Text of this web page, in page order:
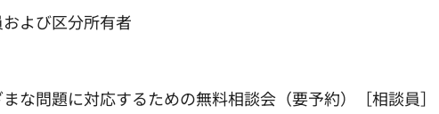
よび区分所有者
な問題に対応するための無料相談会（要予約）［相談員］